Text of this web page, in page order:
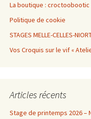
La boutique : croctoobootic
Politique de cookie
STAGES MELLE-CELLES-
Vos Croquis sur le vif «
Articles récents
Stage de printemps 2026 –